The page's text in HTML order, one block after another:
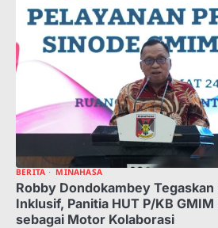
BERITA MINAHASA
Robby Dondokambey
Inklusif, Panitia HUT P/KB
sebagai Motor Kolaborasi